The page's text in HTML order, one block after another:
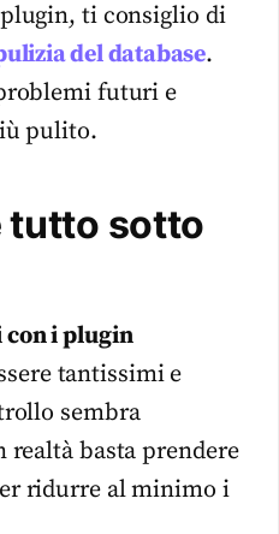
ti consiglio di
del database.
futuri e
pulito.
tutto sotto
i plugin
tantissimi e
sembra
realtà basta prendere
ridurre al minimo i